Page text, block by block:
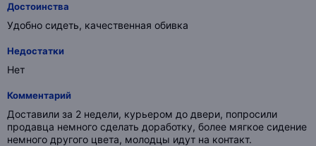
Достоинства
Удобно сидеть, качественная обивка
Недостатки
Нет
Комментарий
Доставили за 2 недели, курьером до двери, попросили
продавца немного сделать доработку, более мягкое сидение
немного другого цвета, молодцы идут на контакт.